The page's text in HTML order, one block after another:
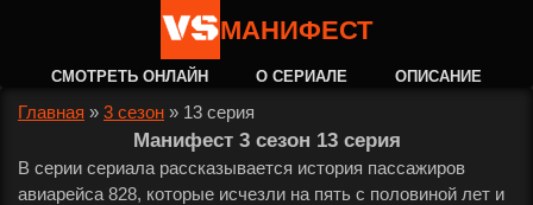
МАНИФЕСТ
СМОТРЕТЬ ОНЛАЙН О СЕРИАЛЕ ОПИСАНИЕ
Главная » 3 сезон » 13 серия
Манифест 3 сезон 13 серия
В серии сериала рассказывается история пассажиров
авиарейса 828, которые исчезли на пять с половиной лет и